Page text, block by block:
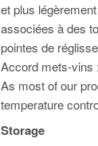
et plus
associées à des
pointes de
Accord mets-vins
As most of our
temperature
Storage